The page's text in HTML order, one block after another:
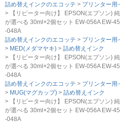
詰め替えインクのエコッテ プリンター用
【リピーター向け】 EPSON(エプソン)
が選べる 30ml×2個セット EW-056A EW-
-048A
詰め替えインクのエコッテ
プリンター用
MED(メダマヤキ)
詰め替えインク
【リピーター向け】 EPSON(エプソン)
が選べる 30ml×2個セット EW-056A EW-
-048A
詰め替えインクのエコッテ
プリンター用
MUG(マグカップ)
詰め替えインク
【リピーター向け】 EPSON(エプソン)
が選べる 30ml×2個セット EW-056A EW-
-048A